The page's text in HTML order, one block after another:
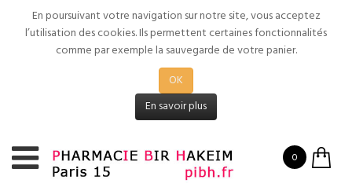
En poursuivant votre navigation sur notre site, vous acceptez
l’utilisation des cookies. Ils permettent certaines fonctionnalités
comme par exemple la sauvegarde de votre panier.
OK
En savoir plus
0